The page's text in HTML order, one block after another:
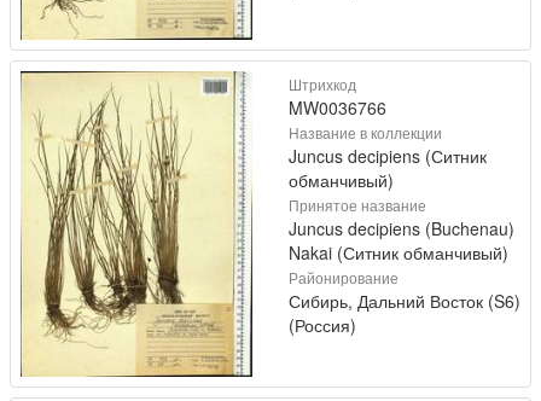
Штрихкод
MW0036766
Название в коллекции
Juncus decipiens (Ситник
обманчивый)
Принятое название
Juncus decipiens (Buchenau)
Nakai (Ситник обманчивый)
Районирование
Сибирь, Дальний Восток (S6)
(Россия)